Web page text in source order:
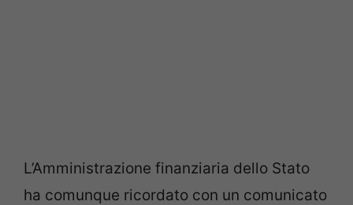
L’Amministrazione finanziaria dello Stato
ha comunque ricordato con un comunicato